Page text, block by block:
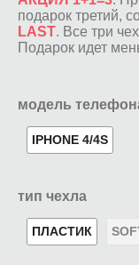
подарок третий,
LAST. Все три
Подарок идет
модель
IPHONE 4/4S
тип чехла
ПЛАСТИК